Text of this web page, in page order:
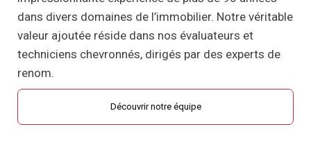
dans divers domaines de l’immobilier. Notre véritable
valeur ajoutée réside dans nos évaluateurs et
techniciens chevronnés, dirigés par des experts de
renom.
Découvrir notre équipe